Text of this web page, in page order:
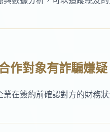
作對象有詐騙嫌
在簽約前確認對方的財務